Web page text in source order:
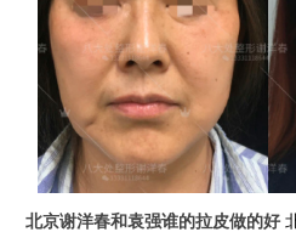
北京谢洋春和袁强谁的拉皮做的好